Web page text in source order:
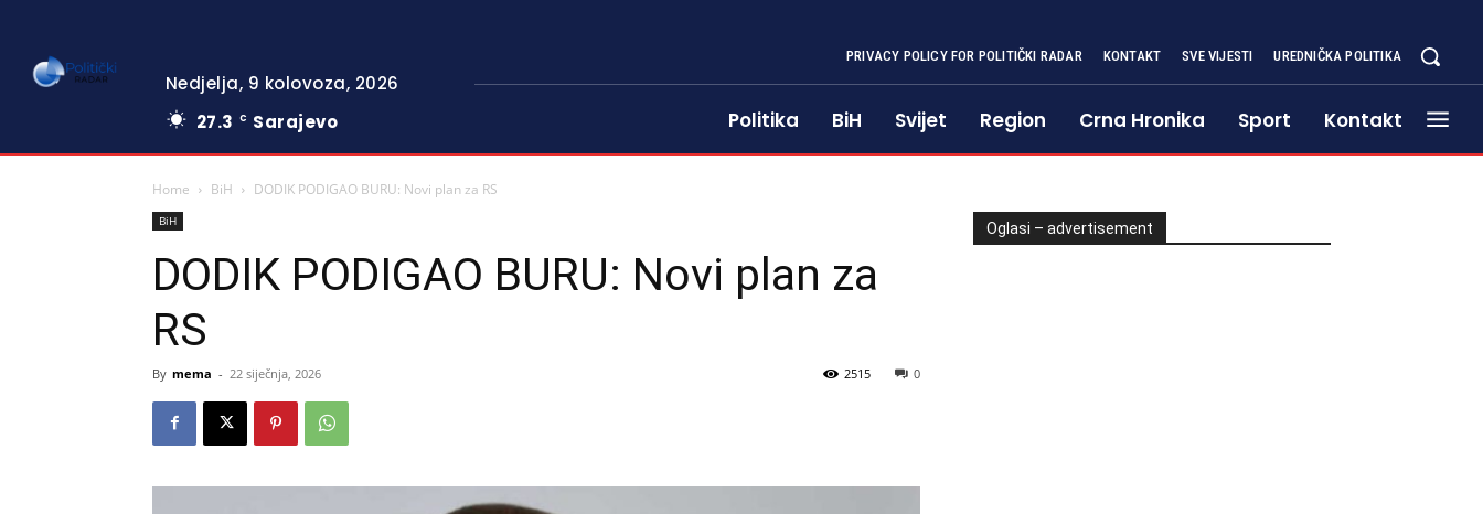
Nedjelja, 9 kolovoza, 2026
27.3
C Sarajevo
PRIVACY POLICY FOR POLITIČKI RADAR KONTAKT SVE VIJESTI UREDNIČKA POLITIKA
Politika BiH Svijet Region Crna Hronika Sport Kontakt
Home BiH DODIK PODIGAO BURU: Novi plan za RS
BiH
DODIK PODIGAO BURU: Novi plan za
RS
By mema - 22 siječnja, 2026 0
2515
Oglasi – advertisement